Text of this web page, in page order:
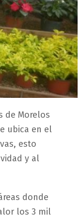
de Morelos
ubica en el
esto
y al
donde
los 3 mil